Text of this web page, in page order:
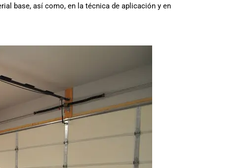
base, así como, en la técnica de aplicación y en